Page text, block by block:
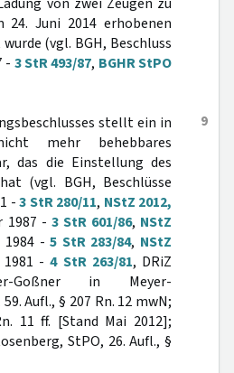
Juni 2014 erhobenen
(vgl. BGH, Beschluss
- 3 StR 493/87, BGHR StPO
9
stellt ein in
mehr behebbares
das die Einstellung des
(vgl. BGH, Beschlüsse
-3 StR 280/11, NStZ 2012,
1987 - 3 StR 601/86, NStZ
1984 -5 StR 283/84, NStZ
1981 -4 StR 263/81, DRiZ
Goßner in Meyer-
Aufl., § 207 Rn. 12 mwN;
11 ff. [Stand Mai 2012];
StPO, 26. Aufl., §